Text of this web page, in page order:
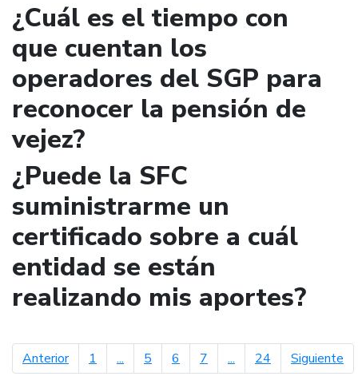
¿Cuál es el tiempo con
que cuentan los
operadores del SGP para
reconocer la pensión de
vejez?
¿Puede la SFC
suministrarme un
certificado sobre a cuál
entidad se están
realizando mis aportes?
Anteriorpágina anterior
1 ... 5 6 7 ... 24 Siguiente